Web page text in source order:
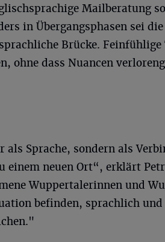
Mailberatung
in Übergangsphasen sei
Brücke. Feinfühlige
ohne dass Nuancen
Sprache, sondern als
einem neuen Ort“, erklärt
Wuppertalerinnen und
befinden, sprachlich